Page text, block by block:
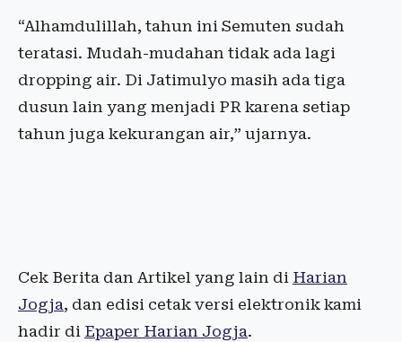
“Alhamdulillah, tahun ini Semuten sudah
teratasi. Mudah-mudahan tidak ada lagi
dropping air. Di Jatimulyo masih ada tiga
dusun lain yang menjadi PR karena setiap
tahun juga kekurangan air,” ujarnya.
Cek Berita dan Artikel yang lain di Harian
Jogja, dan edisi cetak versi elektronik kami
hadir di Epaper Harian Jogja.